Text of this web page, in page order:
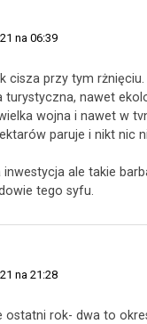
na 06:39
cisza przy tym
turystyczna, nawet
wojna i nawet w
paruje i nikt nic
inwestycja ale takie
tego syfu.
na 21:28
ostatni rok- dwa to